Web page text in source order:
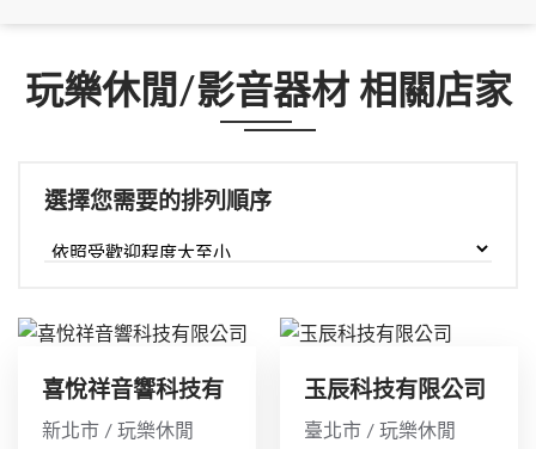
玩樂休閒/影音器材 相關店家
選擇您需要的排列順序
喜悅祥音響科技有
限公司
新北市 / 玩樂休閒
玉辰科技有限公司
臺北市 / 玩樂休閒